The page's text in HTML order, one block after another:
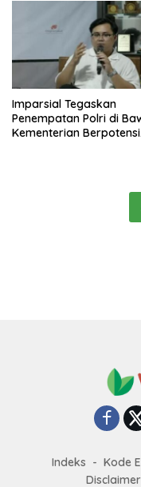
Imparsial Tegaskan
Penempatan Polri di
Kementerian Berpotensi
Indeks Kode
Disclaimer